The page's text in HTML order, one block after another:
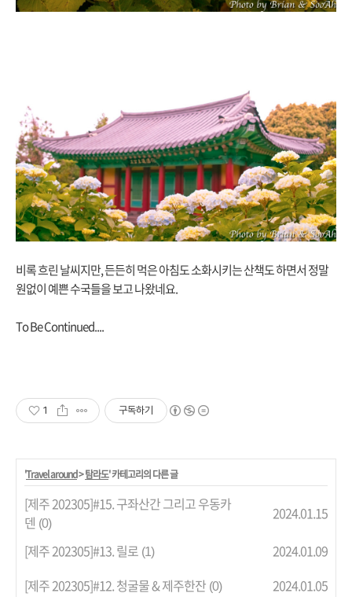
비록 흐린 날씨지만, 든든히 먹은 아침도 소화시키는 산책도 하면서 정말
원없이 예쁜 수국들을 보고 나왔네요.
To Be Continued....
1 구독하기
'Travel around>탐라도' 카테고리의 다른 글
[제주 202305]#15. 구좌산간 그리고 우동카
덴 (0)
2024.01.15
[제주 202305]#13. 릴로 (1)
2024.01.09
[제주 202305]#12. 청굴물 & 제주한잔 (0) 2024.01.05